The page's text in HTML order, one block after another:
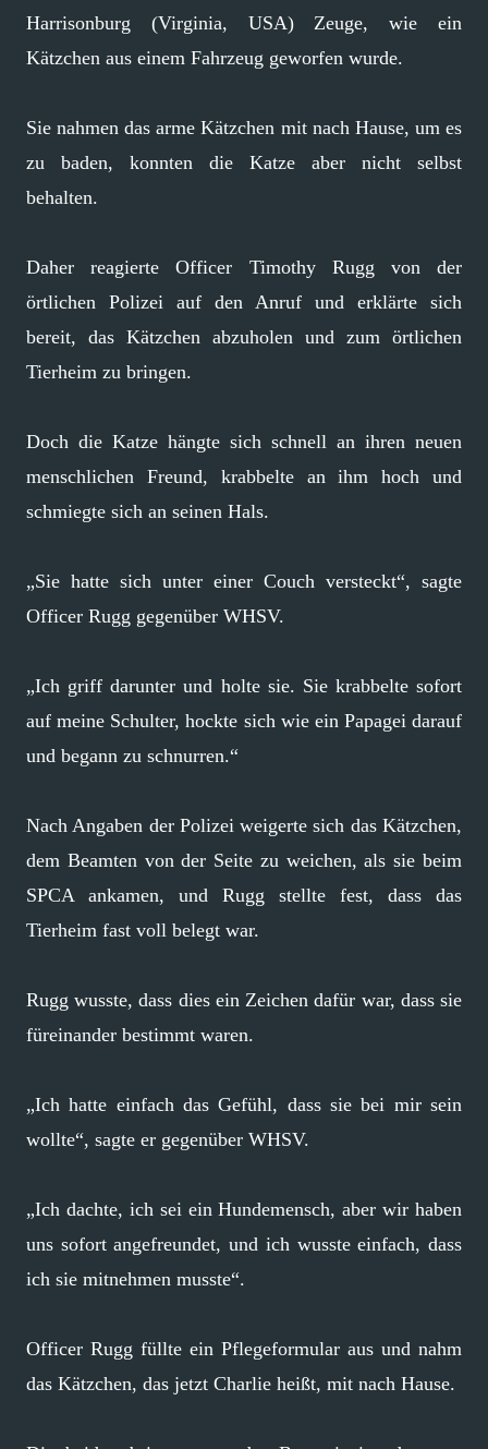
Harrisonburg (Virginia, USA) Zeuge, wie ein
Kätzchen aus einem Fahrzeug geworfen wurde.
Sie nahmen das arme Kätzchen mit nach Hause, um es
zu baden, konnten die Katze aber nicht selbst
behalten.
Daher reagierte Officer Timothy Rugg von der
örtlichen Polizei auf den Anruf und erklärte sich
bereit, das Kätzchen abzuholen und zum örtlichen
Tierheim zu bringen.
Doch die Katze hängte sich schnell an ihren neuen
menschlichen Freund, krabbelte an ihm hoch und
schmiegte sich an seinen Hals.
„Sie hatte sich unter einer Couch versteckt“, sagte
Officer Rugg gegenüber WHSV.
„Ich griff darunter und holte sie. Sie krabbelte sofort
auf meine Schulter, hockte sich wie ein Papagei darauf
und begann zu schnurren.“
Nach Angaben der Polizei weigerte sich das Kätzchen,
dem Beamten von der Seite zu weichen, als sie beim
SPCA ankamen, und Rugg stellte fest, dass das
Tierheim fast voll belegt war.
Rugg wusste, dass dies ein Zeichen dafür war, dass sie
füreinander bestimmt waren.
„Ich hatte einfach das Gefühl, dass sie bei mir sein
wollte“, sagte er gegenüber WHSV.
„Ich dachte, ich sei ein Hundemensch, aber wir haben
uns sofort angefreundet, und ich wusste einfach, dass
ich sie mitnehmen musste“.
Officer Rugg füllte ein Pflegeformular aus und nahm
das Kätzchen, das jetzt Charlie heißt, mit nach Hause.